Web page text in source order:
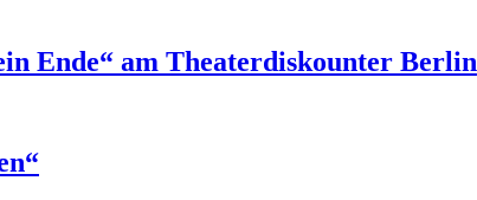
Ende“ am Theaterdiskounter Berlin